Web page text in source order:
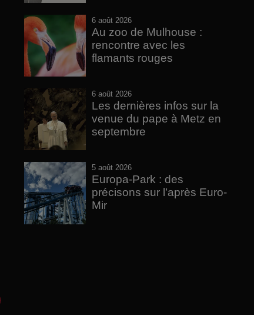
6 août 2026
Au zoo de Mulhouse :
rencontre avec les
flamants rouges
6 août 2026
Les dernières infos sur la
venue du pape à Metz en
septembre
5 août 2026
Europa-Park : des
précisons sur l’après Euro-
Mir